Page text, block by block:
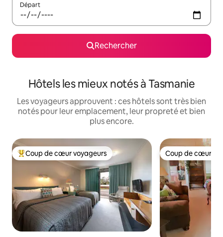
Départ
Rechercher
Hôtels les mieux notés à Tasmanie
Les voyageurs approuvent : ces hôtels sont très bien
notés pour leur emplacement, leur propreté et bien
plus encore.
Coups de cœur voyageurs les plus appréciés
Coup de cœur voyageurs Coup de cœur
Coup de cœur